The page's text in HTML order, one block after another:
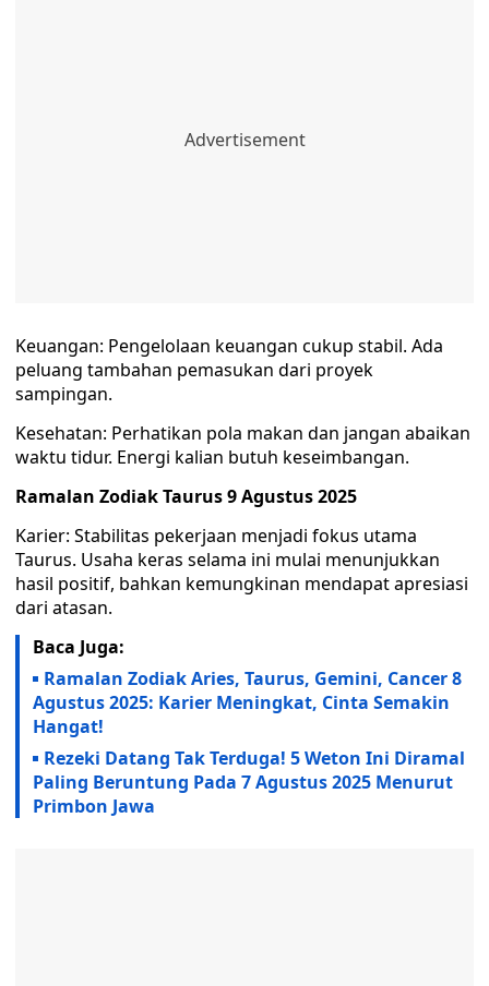
Keuangan: Pengelolaan keuangan cukup stabil. Ada
peluang tambahan pemasukan dari proyek
sampingan.
Kesehatan: Perhatikan pola makan dan jangan abaikan
waktu tidur. Energi kalian butuh keseimbangan.
Ramalan Zodiak Taurus 9 Agustus 2025
Karier: Stabilitas pekerjaan menjadi fokus utama
Taurus. Usaha keras selama ini mulai menunjukkan
hasil positif, bahkan kemungkinan mendapat apresiasi
dari atasan.
Baca Juga:
Ramalan Zodiak Aries, Taurus, Gemini, Cancer 8
Agustus 2025: Karier Meningkat, Cinta Semakin
Hangat!
Rezeki Datang Tak Terduga! 5 Weton Ini Diramal
Paling Beruntung Pada 7 Agustus 2025 Menurut
Primbon Jawa